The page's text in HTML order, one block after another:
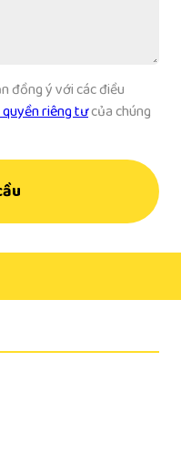
đồng ý với các điều
riêng tưcủa chúng